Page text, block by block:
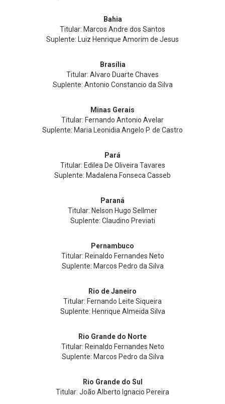
Bahia
Titular: Marcos Andre dos Santos
Suplente: Luiz Henrique Amorim de Jesus
Brasília
Titular: Alvaro Duarte Chaves
Suplente: Antonio Constancio da Silva
Minas Gerais
Titular: Fernando Antonio Avelar
Suplente: Maria Leonidia Angelo P. de Castro
Pará
Titular: Edilea De Oliveira Tavares
Suplente: Madalena Fonseca Casseb
Paraná
Titular: Nelson Hugo Sellmer
Suplente: Claudino Previati
Pernambuco
Titular: Reinaldo Fernandes Neto
Suplente: Marcos Pedro da Silva
Rio de Janeiro
Titular: Fernando Leite Siqueira
Suplente: Henrique Almeida Silva
Rio Grande do Norte
Titular: Reinaldo Fernandes Neto
Suplente: Marcos Pedro da Silva
Rio Grande do Sul
Titular: João Alberto Ignacio Pereira